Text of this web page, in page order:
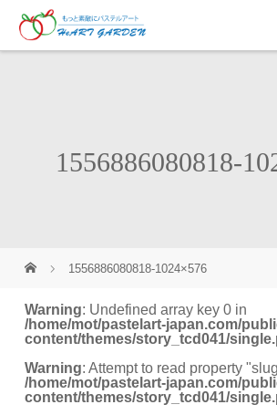
1556886080818-
1556886080818-1024×576
Warning: Undefined array key 0 in
/home/mot/pastelart-japan.com/
content/themes/story_tcd041/
Warning: Attempt to read property
/home/mot/pastelart-japan.com/
content/themes/story_tcd041/